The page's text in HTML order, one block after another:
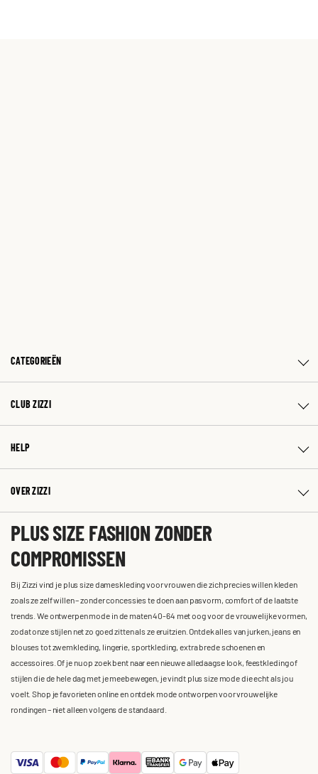
CATEGORIEËN
CLUB ZIZZI
HELP
OVER ZIZZI
PLUS SIZE FASHION ZONDER
COMPROMISSEN
Bij Zizzi vind je plus size dameskleding voor vrouwen die zich precies willen kleden
zoals ze zelf willen – zonder concessies te doen aan pasvorm, comfort of de laatste
trends. We ontwerpen mode in de maten 40-64 met oog voor de vrouwelijke vormen,
zodat onze stijlen net zo goed zitten als ze eruitzien. Ontdek alles van jurken, jeans en
blouses tot zwemkleding, lingerie, sportkleding, extra brede schoenen en
accessoires. Of je nu op zoek bent naar een nieuwe alledaagse look, feestkleding of
stijlen die de hele dag met je meebewegen, je vindt plus size mode die echt als jou
voelt. Shop je favorieten online en ontdek mode ontworpen voor vrouwelijke
rondingen – niet alleen volgens de standaard.